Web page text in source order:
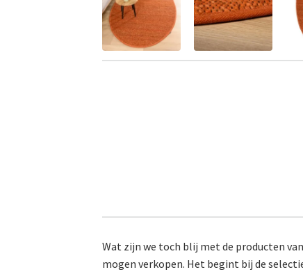
Wat zijn we toch blij met de producten
mogen verkopen. Het begint bij de